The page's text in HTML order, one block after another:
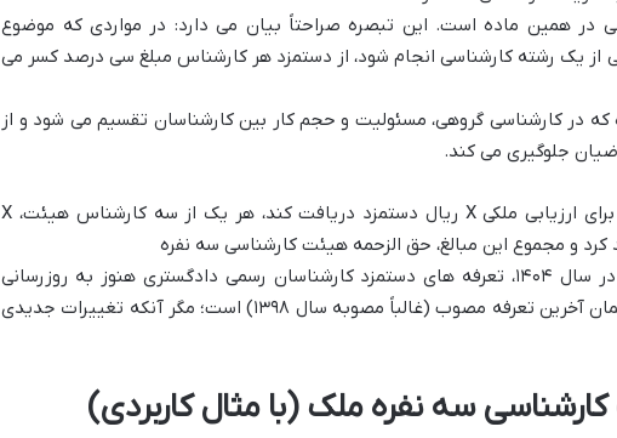
در همین ماده است. این تبصره صراحتاً بیان می دارد: در مواردی که موضوع
یک رشته کارشناسی انجام شود، از دستمزد هر کارشناس مبلغ سی درصد کسر می
در کارشناسی گروهی، مسئولیت و حجم کار بین کارشناسان تقسیم می شود و از
جلوگیری می کند.
برای مثال، اگر یک کارشناس منفرد برای ارزیابی ملکی X ریال دستمزد دریافت کند، هر یک از سه کارشناس هیئت، X
> خواهد بود. لازم به ذکر است که در سال ۱۴۰۴، تعرفه های دستمزد کارشناسان رسمی دادگستری هنوز به روزرسانی
نهایی نشده اند و مبنای محاسبه، همان آخرین تعرفه مصوب (غالباً مصوبه سال ۱۳۹۸) است؛ مگر آنکه تغییرات جدیدی
سه نفره ملک (با مثال کاربردی)